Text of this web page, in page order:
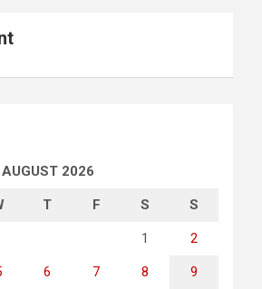
AUGUST 2026
T F S S
1 2
6 7 8 9